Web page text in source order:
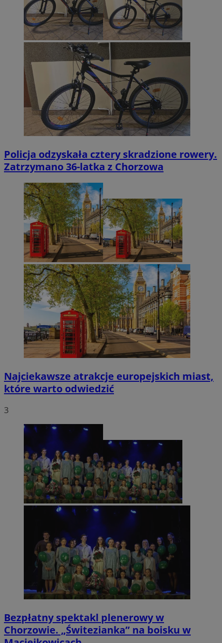
Policja odzyskała cztery skradzione rowery.
Zatrzymano 36-latka z Chorzowa
Najciekawsze atrakcje europejskich miast,
które warto odwiedzić
3
Bezpłatny spektakl plenerowy w
Chorzowie. „Świtezianka” na boisku w